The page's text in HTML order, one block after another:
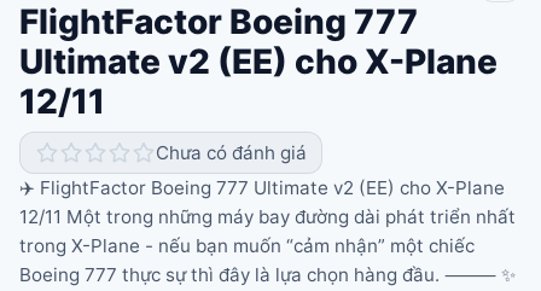
FlightFactor Boeing 777
Ultimate v2 (EE) cho X-Plane
12/11
Chưa có đánh giá
✈️ FlightFactor Boeing 777 Ultimate v2 (EE) cho X-Plane
12/11 Một trong những máy bay đường dài phát triển nhất
trong X-Plane - nếu bạn muốn “cảm nhận” một chiếc
Boeing 777 thực sự thì đây là lựa chọn hàng đầu. ⸻ ✨